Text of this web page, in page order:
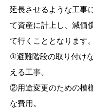
延長させるような工事
て資産に計上し、減価
て行くこととなりま
①避難階段の取り付け
える工事。
②用途変更のための模
な費用。